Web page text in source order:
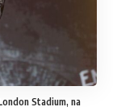
Stadium, na